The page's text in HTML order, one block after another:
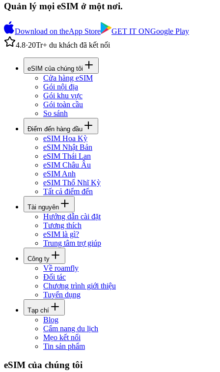
Quản lý mọi eSIM ở một nơi.
Download on theApp Store GET IT ONGoogle Play
4.8·20Tr+ du khách đã kết nối
eSIM của chúng tôi
Cửa hàng eSIM
Gói nội địa
Gói khu vực
Gói toàn cầu
So sánh
Điểm đến hàng đầu
eSIM Hoa Kỳ
eSIM Nhật Bản
eSIM Thái Lan
eSIM Châu Âu
eSIM Anh
eSIM Thổ Nhĩ Kỳ
Tất cả điểm đến
Tài nguyên
Hướng dẫn cài đặt
Tương thích
eSIM là gì?
Trung tâm trợ giúp
Công ty
Về roamfly
Đối tác
Chương trình giới thiệu
Tuyển dụng
Tạp chí
Blog
Cẩm nang du lịch
Mẹo kết nối
Tin sản phẩm
eSIM của chúng tôi